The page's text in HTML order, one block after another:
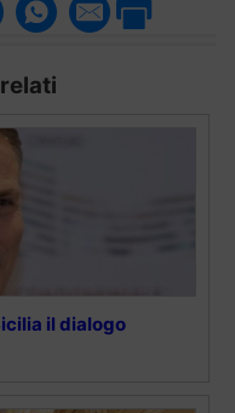
il dialogo